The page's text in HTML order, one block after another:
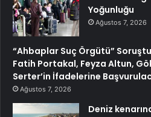
Yoğunluğu
Ağustos 7, 2026
“Ahbaplar Suç Örgütü”
Fatih Portakal, Feyza Altun,
Serter’in İfadelerine
Ağustos 7, 2026
Deniz